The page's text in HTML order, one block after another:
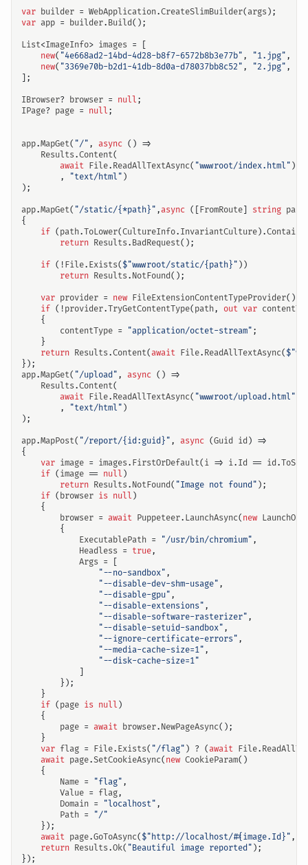
var builder = WebApplication.CreateSlimBuilder( args );
var app = builder. Build();
List<ImageInfo> images =
[
new( "4e668ad2-14bd-4d28-b8f7-6572b8b3e77b" , "1.jpg" ,
new( "3369e70b-b2d1-41db-8d0a-d78037bb8c52" , "2.jpg" ,
];
IBrowser? browser = null ;
IPage? page = null ;
app.MapGet( "/" , async () =>
Results .Content(
await File. ReadAllTextAsync( "wwwroot/index.html" )
,
"text/html" )
);
app.MapGet( "/static/{*path}" , async ([FromRoute] string path
{
if ( path.ToLower(CultureInfo. InvariantCulture).Contains
return Results . BadRequest();
if (! File. Exists( $"wwwroot/static/{path}" ))
return Results . NotFound();
var provider = new FileExtensionContentTypeProvider();
if (! provider.TryGetContentType( path, out var
{
contentType = "application/octet-stream" ;
}
return Results .Content( await File. ReadAllTextAsync(
});
app.MapGet( "/upload" , async () =>
Results .Content(
await File. ReadAllTextAsync( "wwwroot/upload.html"
,
"text/html" )
);
app.MapPost( "/report/{id:guid}" , async (Guid id ) =>
{
var image = images . FirstOrDefault( i => i. Id == id .
if ( image == null )
return Results . NotFound( "Image not found" );
if ( browser is null )
{
browser = await Puppeteer. LaunchAsync( new
{
ExecutablePath = "/usr/bin/chromium" ,
Headless = true,
Args =
[
"--no-sandbox" ,
"--disable-dev-shm-usage" ,
"--disable-gpu" ,
"--disable-extensions" ,
"--disable-software-rasterizer" ,
"--disable-setuid-sandbox" ,
"--ignore-certificate-errors" ,
"--media-cache-size=1" ,
"--disk-cache-size=1"
]
});
}
if ( page is null )
{
page = await browser. NewPageAsync();
}
var flag = File. Exists( "/flag" ) ? ( await File.
await page.SetCookieAsync( new CookieParam()
{
Name = "flag" ,
Value = flag,
Domain = "localhost" ,
Path =
"/"
});
await page.GoToAsync( $"http://localhost/#{image.Id}" ,
return Results .Ok( "Beautiful image reported" );
});